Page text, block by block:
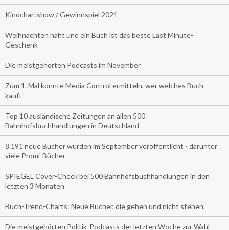
Kinochartshow / Gewinnspiel 2021
Weihnachten naht und ein Buch ist das beste Last Minute-
Geschenk
Die meistgehörten Podcasts im November
Zum 1. Mal konnte Media Control ermitteln, wer welches Buch
kauft
Top 10 ausländische Zeitungen an allen 500
Bahnhofsbuchhandlungen in Deutschland
8.191 neue Bücher wurden im September veröffentlicht - darunter
viele Promi-Bücher
SPIEGEL Cover-Check bei 500 Bahnhofsbuchhandlungen in den
letzten 3 Monaten
Buch-Trend-Charts: Neue Bücher, die gehen und nicht stehen.
Die meistgehörten Politik-Podcasts der letzten Woche zur Wahl